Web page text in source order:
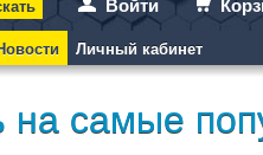
Личный кабинет
самые